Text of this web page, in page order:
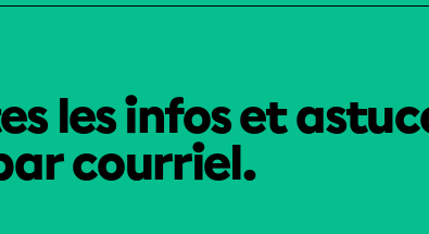
les infos et
courriel.